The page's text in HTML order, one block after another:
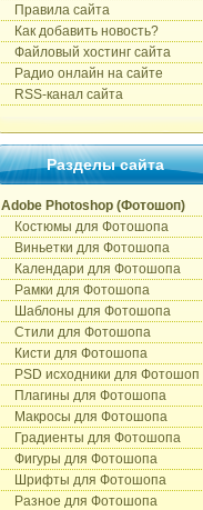
Правила сайта
Как добавить новость?
Файловый хостинг сайта
Радио онлайн на сайте
RSS-канал сайта
Разделы сайта
Adobe Photoshop (Фотошоп)
Костюмы для Фотошопа
Виньетки для Фотошопа
Календари для Фотошопа
Рамки для Фотошопа
Шаблоны для Фотошопа
Стили для Фотошопа
Кисти для Фотошопа
PSD исходники для Фотошоп
Плагины для Фотошопа
Макросы для Фотошопа
Градиенты для Фотошопа
Фигуры для Фотошопа
Шрифты для Фотошопа
Разное для Фотошопа